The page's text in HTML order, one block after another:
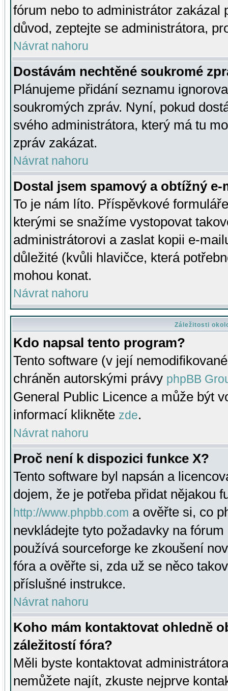
fórum nebo to administrátor zakázal
důvod, zeptejte se administrátora,
Návrat nahoru
Dostávám nechtěné soukromé
Plánujeme přidání seznamu
soukromých zpráv. Nyní, pokud
svého administrátora, který má tu
zpráv zakázat.
Návrat nahoru
Dostal jsem spamový a obtížný
To je nám líto. Příspěvkové
kterými se snažíme vystopovat
administrátorovi a zaslat kopii e-
důležité (kvůli hlavičce, která
mohou konat.
Návrat nahoru
Záležitosti
Kdo napsal tento program?
Tento software (v její
chráněn autorskými právy phpBB
General Public Licence a může být
informací klikněte zde.
Návrat nahoru
Proč není k dispozici funkce X?
Tento software byl napsán a
dojem, že je potřeba přidat nějakou
http://www.phpbb.com a ověřte si, co
nevkládejte tyto požadavky na
používá sourceforge ke zkoušení
fóra a ověřte si, zda už se něco
příslušné instrukce.
Návrat nahoru
Koho mám kontaktovat ohledně
záležitostí fóra?
Měli byste kontaktovat
nemůžete najít, zkuste nejprve